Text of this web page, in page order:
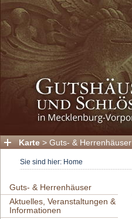
Karte > Guts- & Herrenhäuser
Sie sind hier: Home
Guts- & Herrenhäuser
Aktuelles, Veranstaltungen &
Informationen